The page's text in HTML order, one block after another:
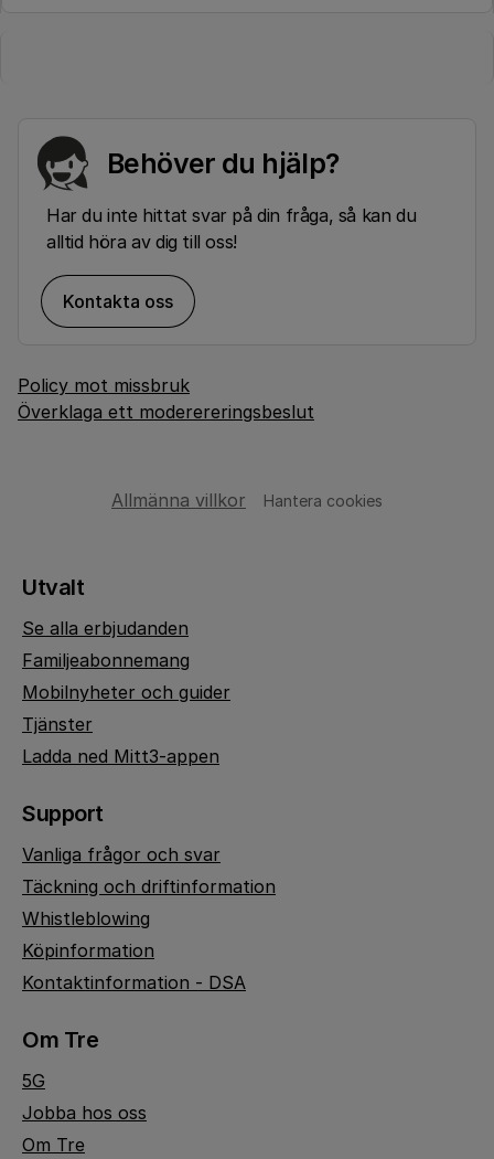
Behöver du hjälp?
Har du inte hittat svar på din fråga, så kan du
alltid höra av dig till oss!
Kontakta oss
Policy mot missbruk
Överklaga ett moderereringsbeslut
Allmänna villkor Hantera cookies
Utvalt
Se alla erbjudanden
Familjeabonnemang
Mobilnyheter och guider
Tjänster
Ladda ned Mitt3-appen
Support
Vanliga frågor och svar
Täckning och driftinformation
Whistleblowing
Köpinformation
Kontaktinformation - DSA
Om Tre
5G
Jobba hos oss
Om Tre